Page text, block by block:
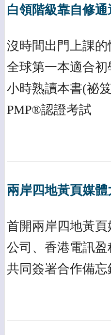
白領階級靠自修
沒時間出門上課
全球第一本適合初
小時熟讀本書(祕
PMP®認證考試
兩岸四地黃頁媒
首開兩岸四地黃
公司、香港電訊
共同簽署合作備忘